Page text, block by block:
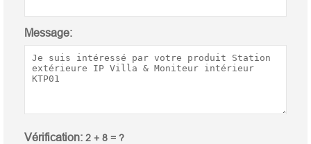
Message:
Vérification: 2 + 8 = ?